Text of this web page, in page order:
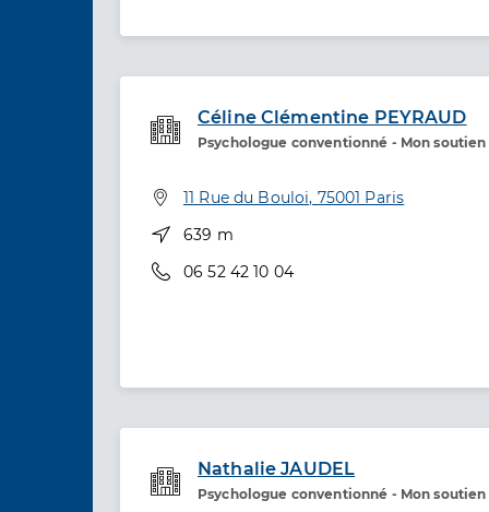
Céline Clémentine PEYRAUD
Psychologue conventionné - Mon soutien
Etablissement de soins
Adresse
11 Rue du Bouloi, 75001 Paris
Distance
639 m
Téléphone
06 52 42 10 04
Nathalie JAUDEL
Psychologue conventionné - Mon soutien
Etablissement de soins